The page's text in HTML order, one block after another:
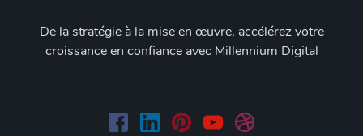
De la stratégie à la mise en œuvre, accélérez votre
croissance en confiance avec Millennium Digital